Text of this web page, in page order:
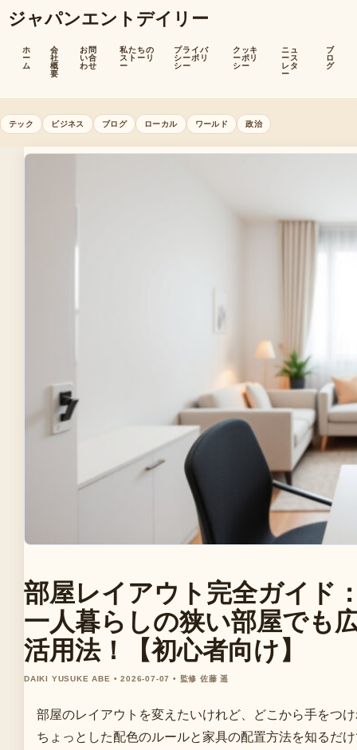
ジャパンエントデイリー
ホ
ー
ム
会
社
概
要
お問
い合
わせ
私たちの
ストーリ
ー
プライバ
シーポリ
シー
クッキ
ーポリ
シー
ニュ
ース
レタ
ー
ブ
ロ
グ
テック ビジネス ブログ ローカル ワールド 政治
部屋レイアウト完全ガイド
一人暮らしの狭い部屋でも
活用法！【初心者向け】
DAIKI YUSUKE ABE • 2026-07-07 • 監修 佐藤 遥
部屋のレイアウトを変えたいけれど、どこから手をつ
ちょっとした配色のルールと家具の配置方法を知るだ